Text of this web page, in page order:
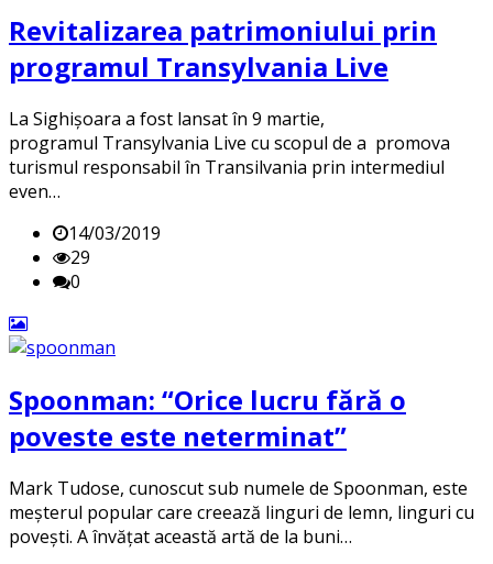
Revitalizarea patrimoniului prin
programul Transylvania Live
La Sighișoara a fost lansat în 9 martie,
programul Transylvania Live cu scopul de a promova
turismul responsabil în Transilvania prin intermediul
even…
14/03/2019
29
0
Spoonman: “Orice lucru fără o
poveste este neterminat”
Mark Tudose, cunoscut sub numele de Spoonman, este
meşterul popular care creează linguri de lemn, linguri cu
poveşti. A învăţat această artă de la buni…